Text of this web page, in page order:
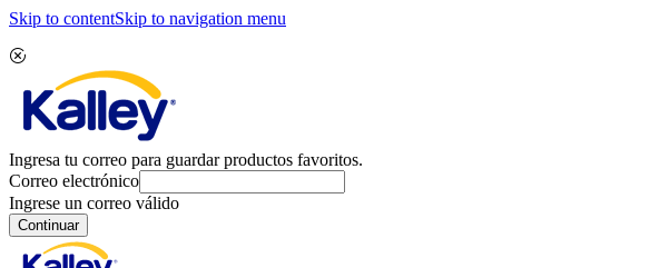
Skip to contentSkip to navigation menu
Ingresa tu correo para guardar productos favoritos.
Correo electrónico
Ingrese un correo válido
Continuar